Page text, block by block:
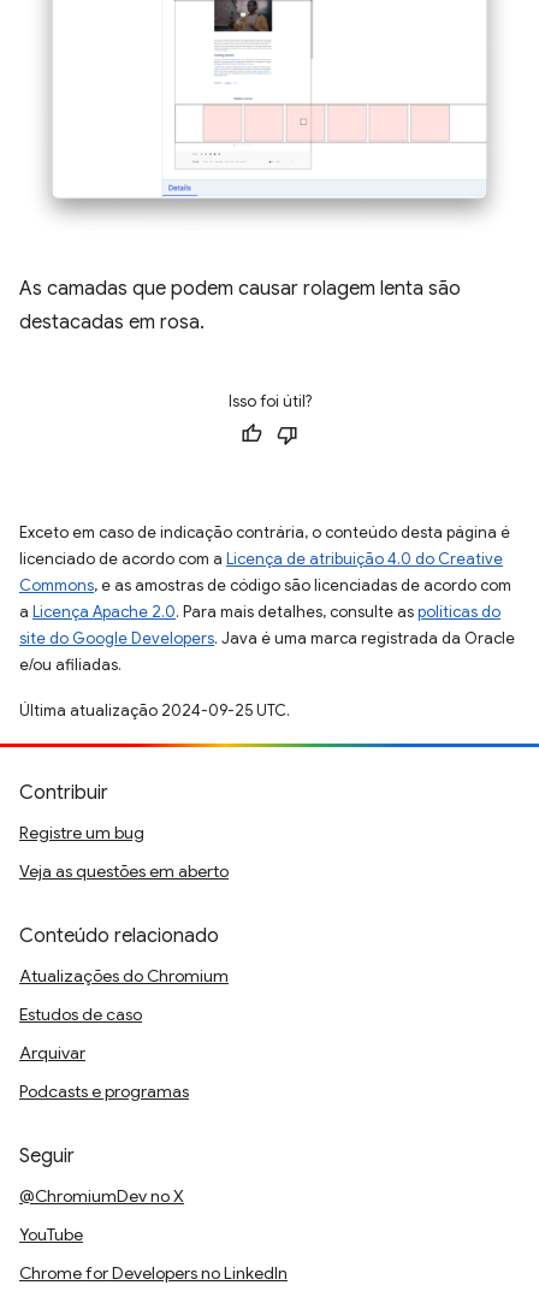
As camadas que podem causar rolagem lenta são
destacadas em rosa.
Isso foi útil?
Exceto em caso de indicação contrária, o conteúdo desta página é
licenciado de acordo com a Licença de atribuição 4.0 do Creative
Commons, e as amostras de código são licenciadas de acordo com
a Licença Apache 2.0. Para mais detalhes, consulte aspolíticas do
site do Google Developers. Java é uma marca registrada da Oracle
e/ou afiliadas.
Última atualização 2024-09-25 UTC.
Contribuir
Registre um bug
Veja as questões em aberto
Conteúdo relacionado
Atualizações do Chromium
Estudos de caso
Arquivar
Podcasts e programas
Seguir
@ChromiumDev no X
YouTube
Chrome for Developers no LinkedIn